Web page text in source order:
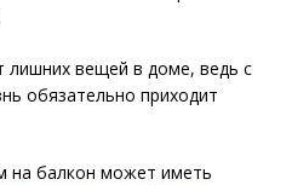
лишних вещей в доме, ведь с
обязательно приходит
на балкон может иметь